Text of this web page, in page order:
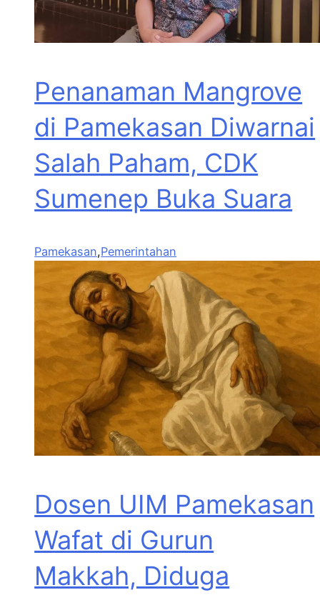
Penanaman Mangrove
di Pamekasan Diwarnai
Salah Paham, CDK
Sumenep Buka Suara
Pamekasan,Pemerintahan
Dosen UIM Pamekasan
Wafat di Gurun
Makkah, Diduga